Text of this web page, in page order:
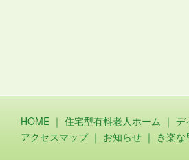
HOME ｜ 住宅型有料老人ホーム ｜ デ
アクセスマップ｜ お知らせ ｜ き楽